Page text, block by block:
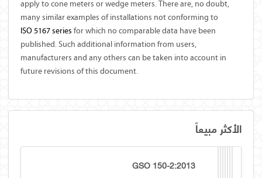
apply to cone meters or wedge meters. There are, no doubt,
many similar examples of installations not conforming to
ISO5167series for which no comparable data have been
published. Such additional information from users,
manufacturers and any others can be taken into account in
future revisions of this document.
الأكثر مبيعاً
GSO 150-2:2013